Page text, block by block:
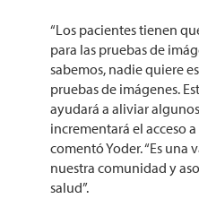
“Los pacientes tienen
para las pruebas de
sabemos, nadie quiere
pruebas de imágenes.
ayudará a aliviar
incrementará el acceso
comentó Yoder. “Es una
nuestra comunidad y
salud”.